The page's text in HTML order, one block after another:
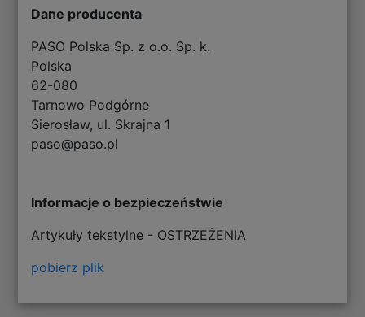
Dane producenta
PASO Polska Sp. z o.o. Sp. k.
Polska
62-080
Tarnowo Podgórne
Sierosław, ul. Skrajna 1
paso@paso.pl
Informacje o bezpieczeństwie
Artykuły tekstylne - OSTRZEŻENIA
pobierz plik